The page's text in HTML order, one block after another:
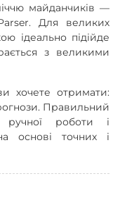
майданчиків —
Для великих
ідеально підійде
з великими
хочете отримати:
Правильний
ручної роботи і
основі точних і